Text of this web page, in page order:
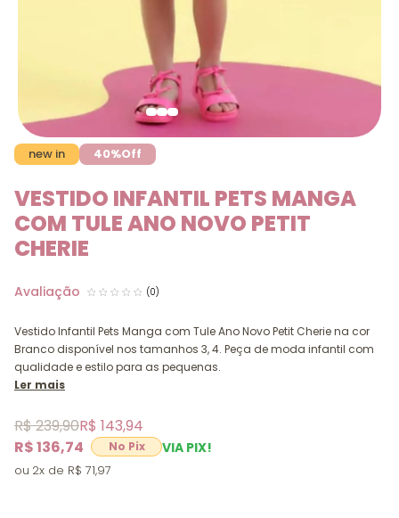
new in 40%Off
VESTIDO INFANTIL PETS MANGA
COM TULE ANO NOVO PETIT
CHERIE
(0)
Vestido Infantil Pets Manga com Tule Ano Novo Petit Cherie na cor
Branco disponível nos tamanhos 3, 4. Peça de moda infantil com
qualidade e estilo para as pequenas.
Ler mais
R$ 136,74 VIA PIX!
R$ 239,90R$ 143,94
2x R$ 71,97